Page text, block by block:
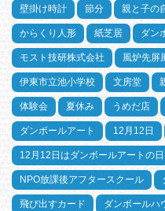
壁掛け時計 節分 親と子の
からくり人形 紙芝居 ダン
モスト技研株式会社 風炉先屏
伊東市立池小学校 文房堂
体験会 夏休み うめだ店
ダンボールアート 12月12日
12月12日はダンボールアートの日
NPO放課後アフタースクール
飛び出すカード ダンボールハ